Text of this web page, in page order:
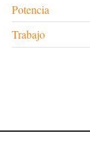
Potencia
Trabajo